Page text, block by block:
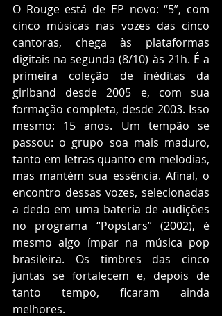
O Rouge está de EP novo: “5”, com
cinco músicas nas vozes das cinco
cantoras, chega às plataformas
digitais na segunda (8/10) às 21h. É a
primeira coleção de inéditas da
girlband desde 2005 e, com sua
formação completa, desde 2003. Isso
mesmo: 15 anos. Um tempão se
passou: o grupo soa mais maduro,
tanto em letras quanto em melodias,
mas mantém sua essência. Afinal, o
encontro dessas vozes, selecionadas
a dedo em uma bateria de audições
no programa “Popstars” (2002), é
mesmo algo ímpar na música pop
brasileira. Os timbres das cinco
juntas se fortalecem e, depois de
tanto tempo, ficaram ainda
melhores.